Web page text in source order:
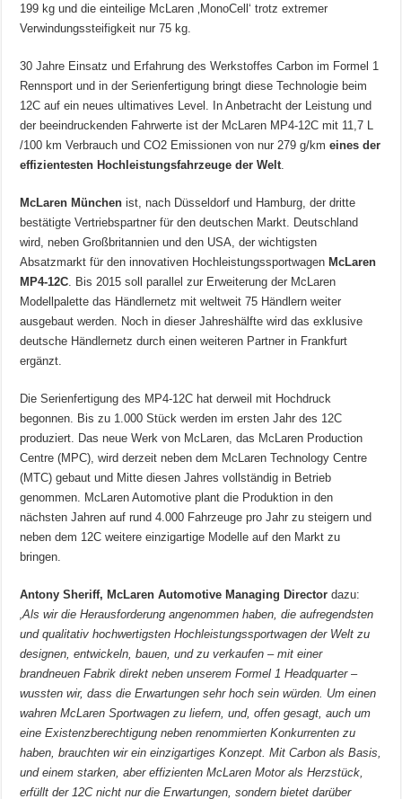
199 kg und die einteilige McLaren ‚MonoCell‘ trotz extremer
Verwindungssteifigkeit nur 75 kg.
30 Jahre Einsatz und Erfahrung des Werkstoffes Carbon im Formel 1
Rennsport und in der Serienfertigung bringt diese Technologie beim
12C auf ein neues ultimatives Level. In Anbetracht der Leistung und
der beeindruckenden Fahrwerte ist der McLaren MP4-12C mit 11,7 L
/100 km Verbrauch und CO2 Emissionen von nur 279 g/kmeines der
effizientesten Hochleistungsfahrzeuge der Welt
McLaren München ist, nach Düsseldorf und Hamburg, der dritte
bestätigte Vertriebspartner für den deutschen Markt. Deutschland
wird, neben Großbritannien und den USA, der wichtigsten
Absatzmarkt für den innovativen Hochleistungssportwagen McLaren
MP4-12C . Bis 2015 soll parallel zur Erweiterung der McLaren
Modellpalette das Händlernetz mit weltweit 75 Händlern weiter
ausgebaut werden. Noch in dieser Jahreshälfte wird das exklusive
deutsche Händlernetz durch einen weiteren Partner in Frankfurt
ergänzt.
Die Serienfertigung des MP4-12C hat derweil mit Hochdruck
begonnen. Bis zu 1.000 Stück werden im ersten Jahr des 12C
produziert. Das neue Werk von McLaren, das McLaren Production
Centre (MPC), wird derzeit neben dem McLaren Technology Centre
(MTC) gebaut und Mitte diesen Jahres vollständig in Betrieb
genommen. McLaren Automotive plant die Produktion in den
nächsten Jahren auf rund 4.000 Fahrzeuge pro Jahr zu steigern und
neben dem 12C weitere einzigartige Modelle auf den Markt zu
bringen.
Antony Sheriff, McLaren Automotive Managing Director dazu:
‚Als wir die Herausforderung angenommen haben, die aufregendsten
und qualitativ hochwertigsten Hochleistungssportwagen der Welt zu
designen, entwickeln, bauen, und zu verkaufen – mit einer
brandneuen Fabrik direkt neben unserem Formel 1 Headquarter –
wussten wir, dass die Erwartungen sehr hoch sein würden. Um einen
wahren McLaren Sportwagen zu liefern, und, offen gesagt, auch um
eine Existenzberechtigung neben renommierten Konkurrenten zu
haben, brauchten wir ein einzigartiges Konzept. Mit Carbon als Basis,
und einem starken, aber effizienten McLaren Motor als Herzstück,
erfüllt der 12C nicht nur die Erwartungen, sondern bietet darüber